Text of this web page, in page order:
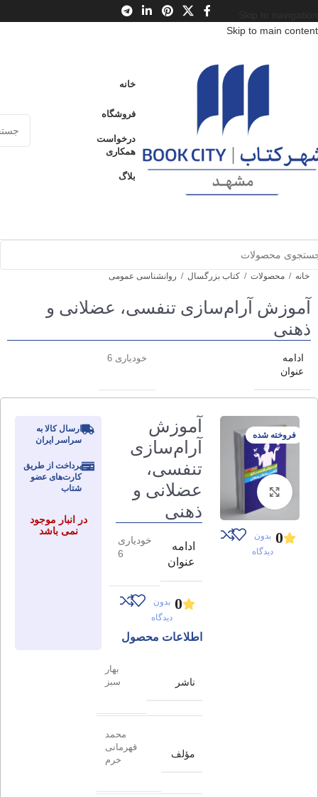
Skip to main content
خانه
فروشگاه
درخواست
همکاری
بلاگ
خانه / محصولات / کتاب بزرگسال / روانشناسی عمومی
آموزش آرام‌سازی تنفسی، عضلانی و
ذهنی
ادامه
عنوان
خودیاری 6
فروخته شده
برای بزرگنمایی کلیک کنید
0 بدون
دیدگاه
آموزش
آرام‌سازی
تنفسی،
عضلانی و
ذهنی
ادامه
عنوان
خودیاری
6
0 بدون
دیدگاه
اطلاعات محصول
ناشر
بهار
سبز
مؤلف
محمد
قهرمانی
خرم
ارسال کالا به
سراسر ایران
پرداخت از طریق
کارت‌های عضو
شتاب
در انبار موجود
نمی باشد